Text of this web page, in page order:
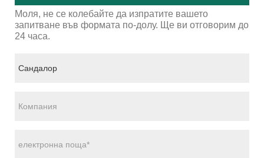
Моля, не се колебайте да изпратите вашето
запитване във формата по-долу. Ще ви отговорим до
24 часа.